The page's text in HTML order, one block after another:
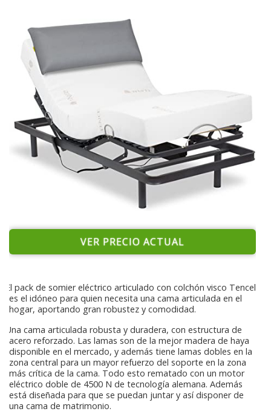
VER PRECIO ACTUAL
El pack de somier eléctrico articulado con colchón visco Tencel
es el idóneo para quien necesita una cama articulada en el
hogar, aportando gran robustez y comodidad.
Una cama articulada robusta y duradera, con estructura de
acero reforzado. Las lamas son de la mejor madera de haya
disponible en el mercado, y además tiene lamas dobles en la
zona central para un mayor refuerzo del soporte en la zona
más crítica de la cama. Todo esto rematado con un motor
eléctrico doble de 4500 N de tecnología alemana. Además
está diseñada para que se puedan juntar y así disponer de
una cama de matrimonio.